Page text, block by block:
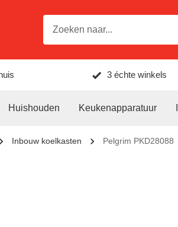
3 échte winkels
Huishouden Keukenapparatuur
Inbouw koelkasten Pelgrim PKD28088